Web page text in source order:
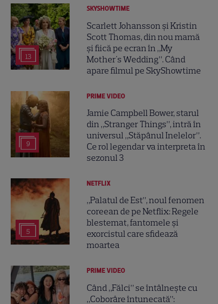
13
SKYSHOWTIME
Scarlett Johansson și Kristin
Scott Thomas, din nou mamă
și fiică pe ecran în „My
Mother's Wedding”. Când
apare filmul pe SkyShowtime
9
PRIME VIDEO
Jamie Campbell Bower, starul
din „Stranger Things”, intră în
universul „Stăpânul Inelelor”.
Ce rol legendar va interpreta în
sezonul 3
5
NETFLIX
„Palatul de Est”, noul fenomen
coreean de pe Netflix: Regele
blestemat, fantomele și
exorcistul care sfidează
moartea
PRIME VIDEO
Când „Fălci” se întâlnește cu
„Coborâre întunecată”: